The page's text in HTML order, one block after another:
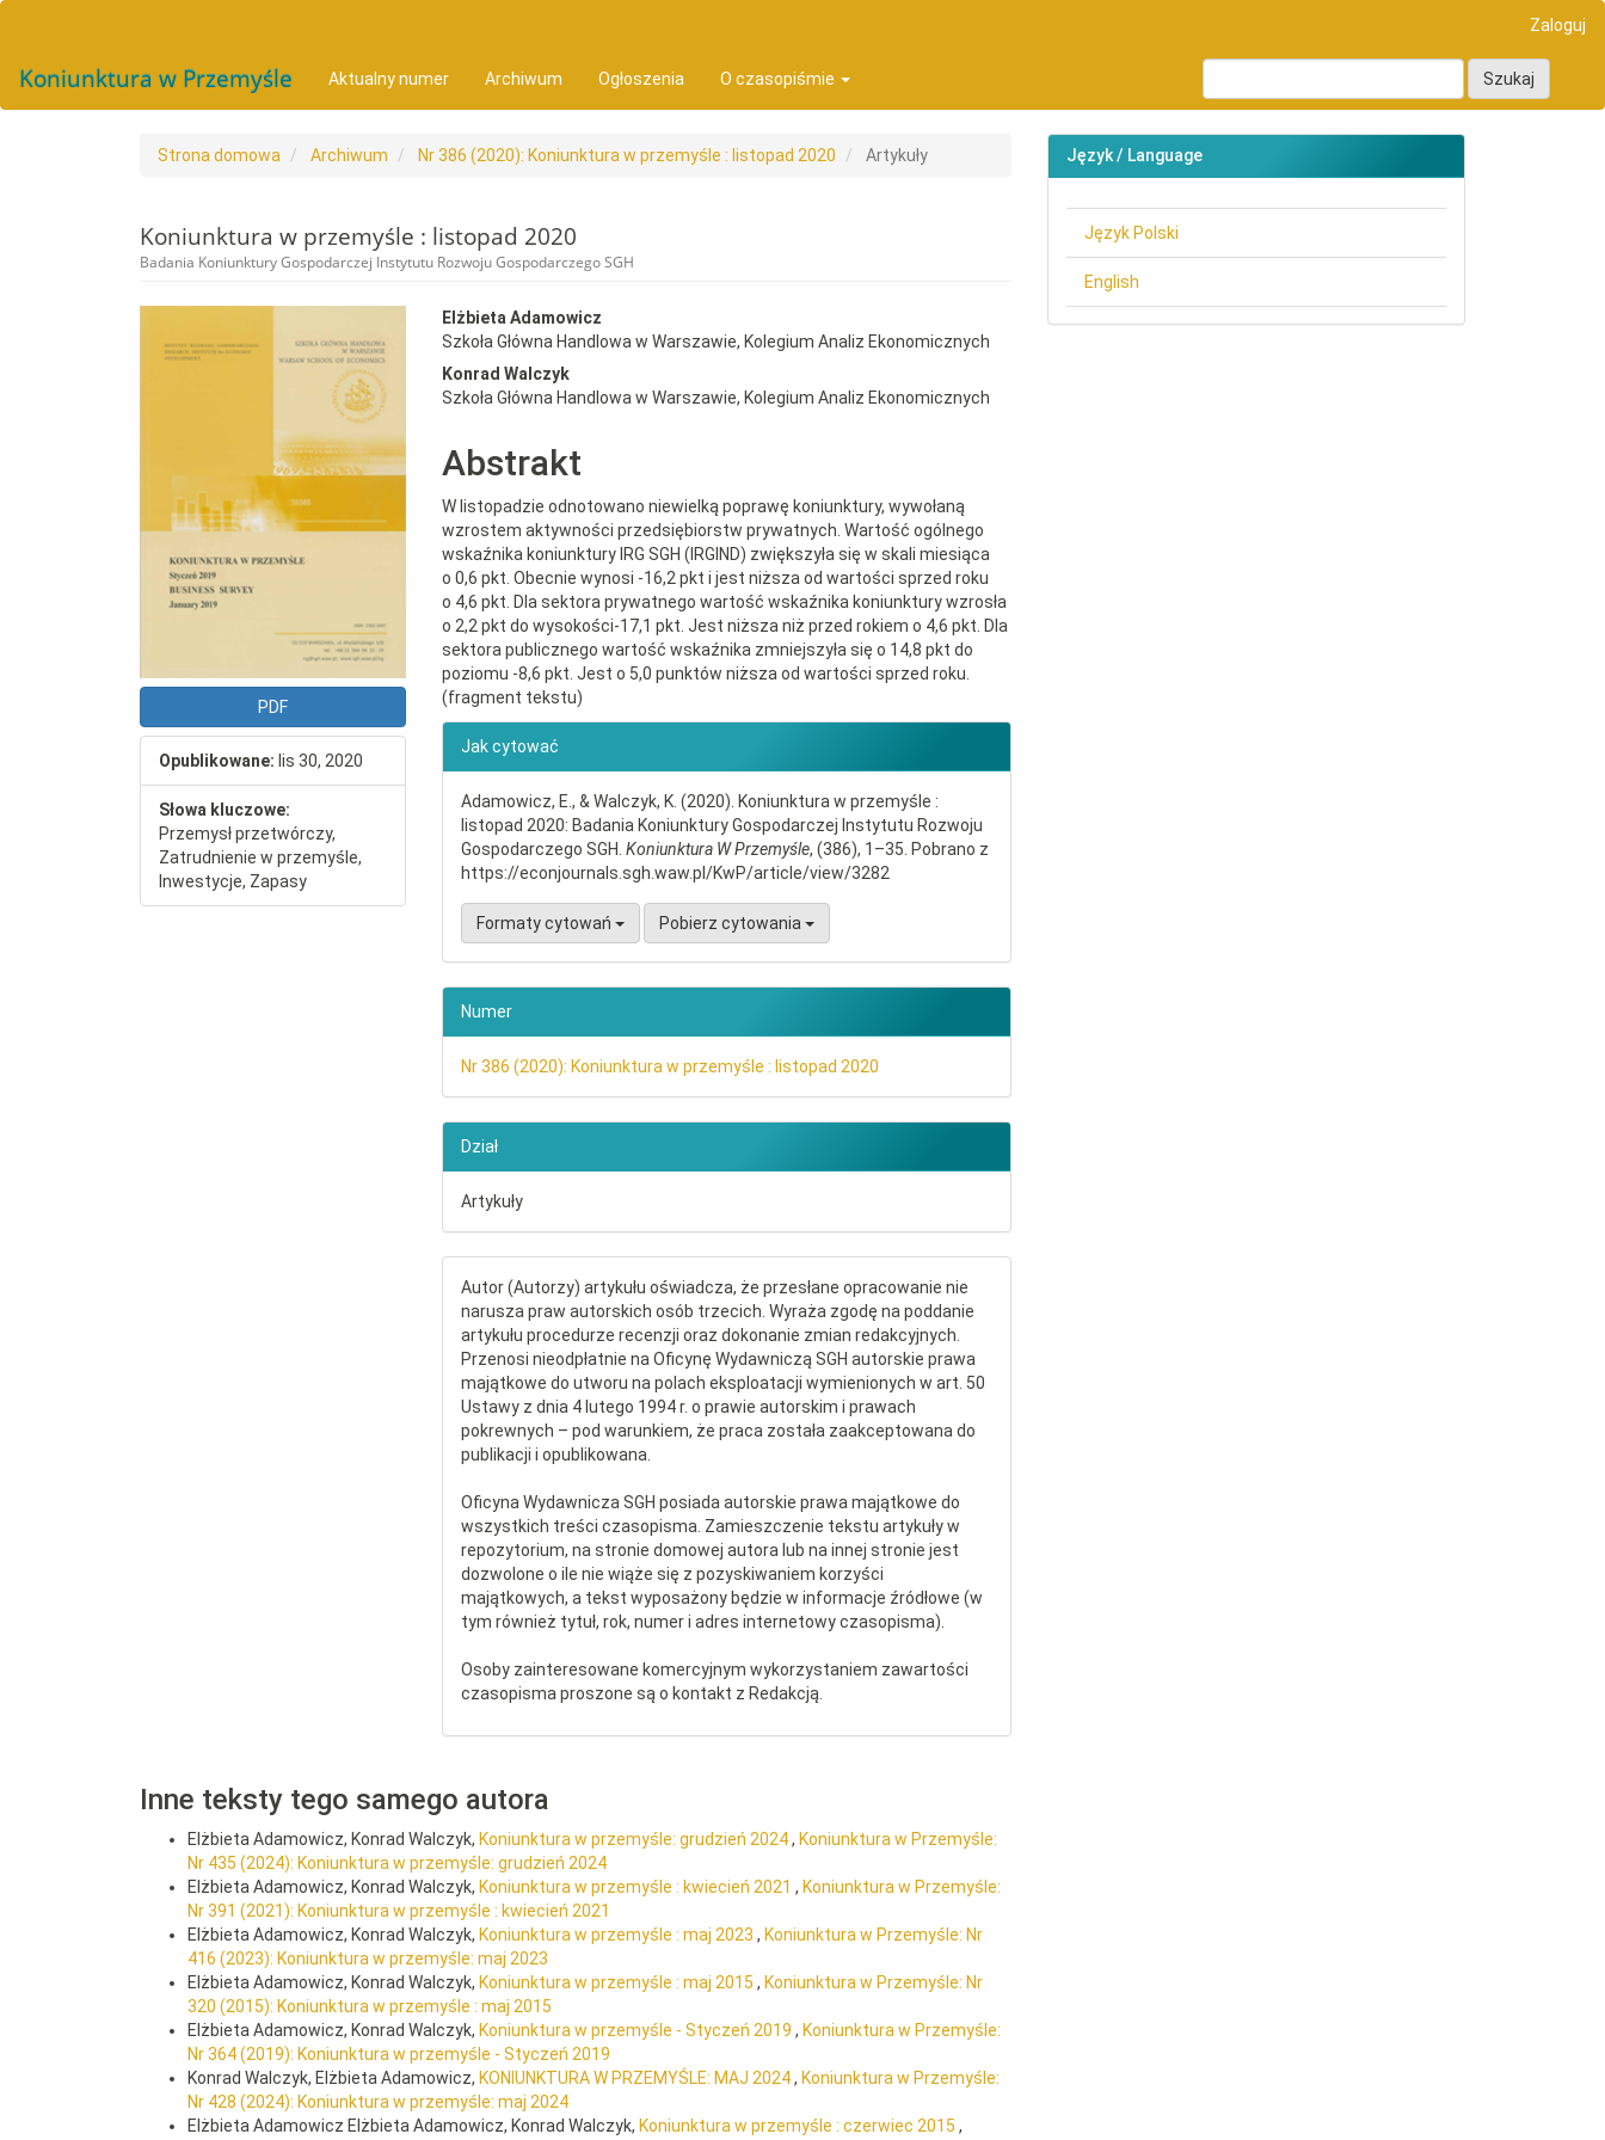
Zaloguj
Koniunktura w Przemyśle Aktualny numer Archiwum Ogłoszenia O czasopiśmie Szukaj
Strona domowa Archiwum Nr 386 (2020): Koniunktura w przemyśle : listopad 2020 Artykuły
Koniunktura w przemyśle : listopad 2020
Badania Koniunktury Gospodarczej Instytutu Rozwoju Gospodarczego SGH
##plugins.themes.bootstrap3.article.sidebar##
PDF
Opublikowane: lis 30, 2020
Słowa kluczowe:
Przemysł przetwórczy,
Zatrudnienie w przemyśle,
Inwestycje, Zapasy
##plugins.themes.bootstrap3.article.main##
Elżbieta Adamowicz
Szkoła Główna Handlowa w Warszawie, Kolegium Analiz Ekonomicznych
Konrad Walczyk
Szkoła Główna Handlowa w Warszawie, Kolegium Analiz Ekonomicznych
Abstrakt
W listopadzie odnotowano niewielką poprawę koniunktury, wywołaną
wzrostem aktywności przedsiębiorstw prywatnych. Wartość ogólnego
wskaźnika koniunktury IRG SGH (IRGIND) zwiększyła się w skali miesiąca
o 0,6 pkt. Obecnie wynosi -16,2 pkt i jest niższa od wartości sprzed roku
o 4,6 pkt. Dla sektora prywatnego wartość wskaźnika koniunktury wzrosła
o 2,2 pkt do wysokości-17,1 pkt. Jest niższa niż przed rokiem o 4,6 pkt. Dla
sektora publicznego wartość wskaźnika zmniejszyła się o 14,8 pkt do
poziomu -8,6 pkt. Jest o 5,0 punktów niższa od wartości sprzed roku.
(fragment tekstu)
##plugins.themes.bootstrap3.article.details##
Jak cytować
Adamowicz, E., & Walczyk, K. (2020). Koniunktura w przemyśle :
listopad 2020: Badania Koniunktury Gospodarczej Instytutu Rozwoju
Gospodarczego SGH.Koniunktura W Przemyśle, (386), 1–35. Pobrano z
https://econjournals.sgh.waw.pl/KwP/article/view/3282
Formaty cytowań Pobierz cytowania
Numer
Nr 386 (2020): Koniunktura w przemyśle : listopad 2020
Dział
Artykuły
Autor (Autorzy) artykułu oświadcza, że przesłane opracowanie nie
narusza praw autorskich osób trzecich. Wyraża zgodę na poddanie
artykułu procedurze recenzji oraz dokonanie zmian redakcyjnych.
Przenosi nieodpłatnie na Oficynę Wydawniczą SGH autorskie prawa
majątkowe do utworu na polach eksploatacji wymienionych w art. 50
Ustawy z dnia 4 lutego 1994 r. o prawie autorskim i prawach
pokrewnych – pod warunkiem, że praca została zaakceptowana do
publikacji i opublikowana.
Oficyna Wydawnicza SGH posiada autorskie prawa majątkowe do
wszystkich treści czasopisma. Zamieszczenie tekstu artykuły w
repozytorium, na stronie domowej autora lub na innej stronie jest
dozwolone o ile nie wiąże się z pozyskiwaniem korzyści
majątkowych, a tekst wyposażony będzie w informacje źródłowe (w
tym również tytuł, rok, numer i adres internetowy czasopisma).
Osoby zainteresowane komercyjnym wykorzystaniem zawartości
czasopisma proszone są o kontakt z Redakcją.
Inne teksty tego samego autora
Elżbieta Adamowicz, Konrad Walczyk, Koniunktura w przemyśle: grudzień 2024, Koniunktura w Przemyśle:
Nr 435 (2024): Koniunktura w przemyśle: grudzień 2024
Elżbieta Adamowicz, Konrad Walczyk, Koniunktura w przemyśle : kwiecień 2021 , Koniunktura w Przemyśle:
Nr 391 (2021): Koniunktura w przemyśle : kwiecień 2021
Elżbieta Adamowicz, Konrad Walczyk, Koniunktura w przemyśle : maj 2023 , Koniunktura w Przemyśle: Nr
416 (2023): Koniunktura w przemyśle: maj 2023
Elżbieta Adamowicz, Konrad Walczyk, Koniunktura w przemyśle : maj 2015 , Koniunktura w Przemyśle: Nr
320 (2015): Koniunktura w przemyśle : maj 2015
Elżbieta Adamowicz, Konrad Walczyk, Koniunktura w przemyśle - Styczeń 2019 , Koniunktura w Przemyśle:
Nr 364 (2019): Koniunktura w przemyśle - Styczeń 2019
Konrad Walczyk, Elżbieta Adamowicz, KONIUNKTURA W PRZEMYŚLE: MAJ 2024, Koniunktura w Przemyśle:
Nr 428 (2024): Koniunktura w przemyśle: maj 2024
Elżbieta Adamowicz Elżbieta Adamowicz, Konrad Walczyk, Koniunktura w przemyśle : czerwiec 2015 ,
Język / Language
Język Polski
English